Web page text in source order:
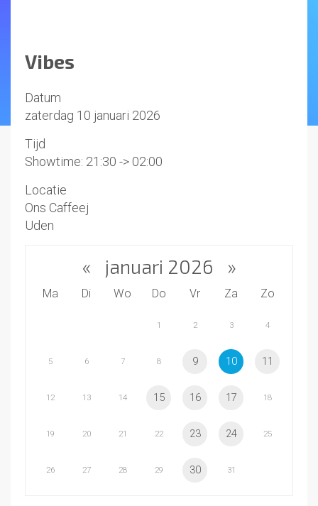
Vibes
Datum
zaterdag 10 januari 2026
Tijd
Showtime: 21:30 -> 02:00
Locatie
Ons Caffeej
Uden
« januari 2026 »
Ma Di Wo Do Vr Za Zo
1 2 3 4
5 6 7 8 9 10 11
12 13 14 15 16 17 18
19 20 21 22 23 24 25
26 27 28 29 30 31